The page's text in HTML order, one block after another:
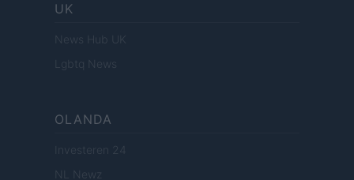
UK
News Hub UK
Lgbtq News
OLANDA
Investeren 24
NL Newz